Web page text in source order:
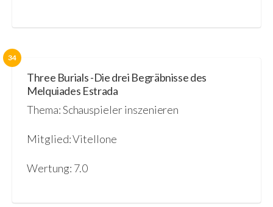
34
Three Burials -Die drei Begräbnisse des
Melquiades Estrada
Thema: Schauspieler inszenieren
Mitglied: Vitellone
Wertung: 7.0